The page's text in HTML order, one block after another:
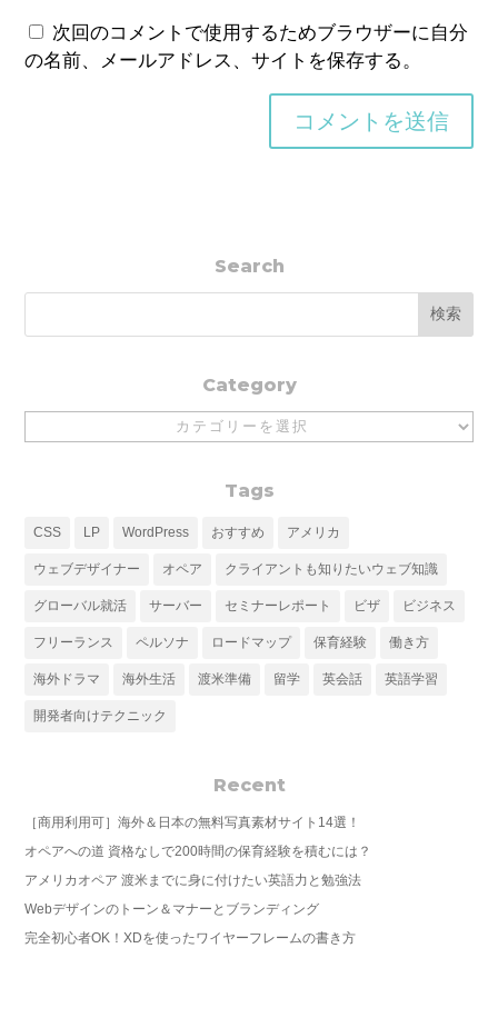
次回のコメントで使用するためブラウザーに自分
の名前、メールアドレス、サイトを保存する。
Search
Category
Tags
CSS LP WordPress おすすめ アメリカ
ウェブデザイナー オペア クライアントも知りたいウェブ知識
グローバル就活 サーバー セミナーレポート ビザ ビジネス
フリーランス ペルソナ ロードマップ 保育経験 働き方
海外ドラマ 海外生活 渡米準備 留学 英会話 英語学習
開発者向けテクニック
Recent
［商用利用可］海外＆日本の無料写真素材サイト14選！
オペアへの道 資格なしで200時間の保育経験を積むには？
アメリカオペア 渡米までに身に付けたい英語力と勉強法
Webデザインのトーン＆マナーとブランディング
完全初心者OK！XDを使ったワイヤーフレームの書き方